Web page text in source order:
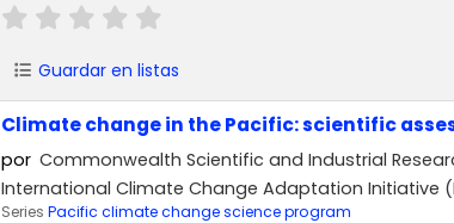
Guardar en listas
Climate change in the Pacific: scientific
por Commonwealth Scientific and Industrial
International Climate Change Adaptation Initiative
Series Pacific climate change science program